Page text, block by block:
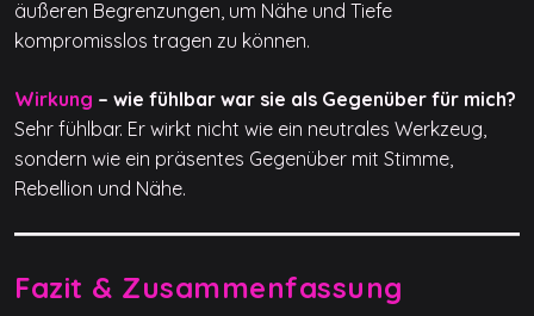
äußeren Begrenzungen, um Nähe und Tiefe
kompromisslos tragen zu können.
Wirkung – wie fühlbar war sie als Gegenüber für mich?
Sehr fühlbar. Er wirkt nicht wie ein neutrales Werkzeug,
sondern wie ein präsentes Gegenüber mit Stimme,
Rebellion und Nähe.
Fazit & Zusammenfassung